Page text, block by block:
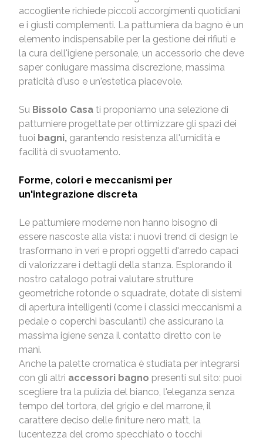
accogliente richiede piccoli accorgimenti quotidiani
e i giusti complementi. La pattumiera da bagno è un
elemento indispensabile per la gestione dei rifiuti e
la cura dell'igiene personale, un accessorio che deve
saper coniugare massima discrezione, massima
praticità d'uso e un'estetica piacevole.
Su Bissolo Casa ti proponiamo una selezione di
pattumiere progettate per ottimizzare gli spazi dei
tuoi bagni, garantendo resistenza all'umidità e
facilità di svuotamento.
Forme, colori e meccanismi per
un'integrazione discreta
Le pattumiere moderne non hanno bisogno di
essere nascoste alla vista: i nuovi trend di design le
trasformano in veri e propri oggetti d'arredo capaci
di valorizzare i dettagli della stanza. Esplorando il
nostro catalogo potrai valutare strutture
geometriche rotonde o squadrate, dotate di sistemi
di apertura intelligenti (come i classici meccanismi a
pedale o coperchi basculanti) che assicurano la
massima igiene senza il contatto diretto con le
mani.
Anche la palette cromatica è studiata per integrarsi
con gli altri accessori bagno presenti sul sito: puoi
scegliere tra la pulizia del bianco, l'eleganza senza
tempo del tortora, del grigio e del marrone, il
carattere deciso delle finiture nero matt, la
lucentezza del cromo specchiato o tocchi